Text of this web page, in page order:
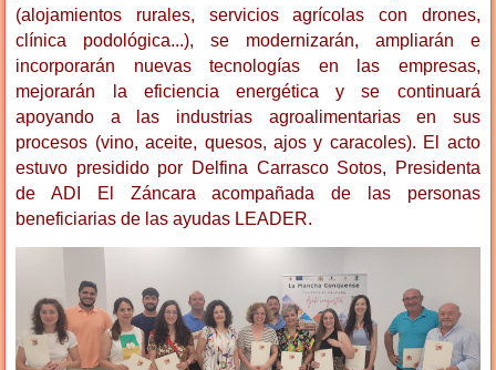
(alojamientos rurales, servicios agrícolas con drones,
clínica podológica...), se modernizarán, ampliarán e
incorporarán nuevas tecnologías en las empresas,
mejorarán la eficiencia energética y se continuará
apoyando a las industrias agroalimentarias en sus
procesos (vino, aceite, quesos, ajos y caracoles). El acto
estuvo presidido por Delfina Carrasco Sotos, Presidenta
de ADI El Záncara acompañada de las personas
beneficiarias de las ayudas LEADER.